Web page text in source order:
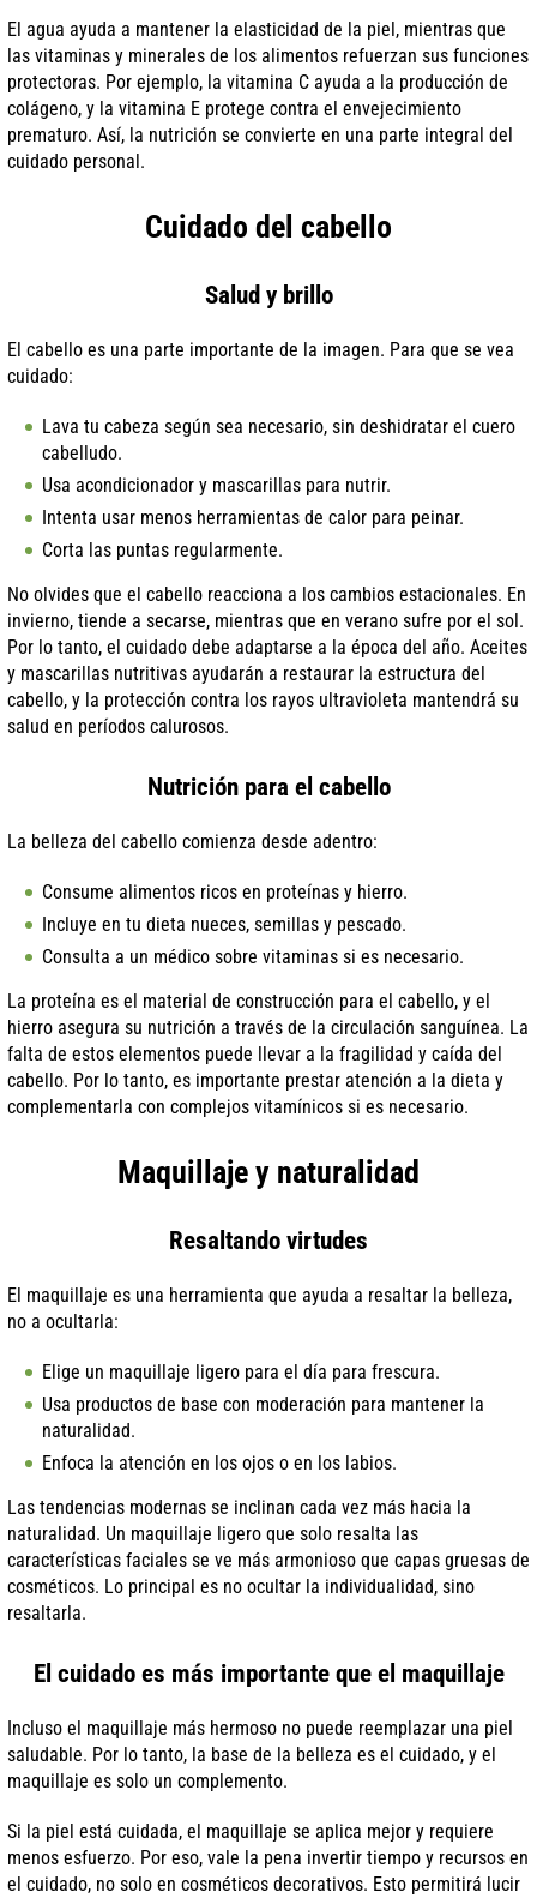
El agua ayuda a mantener la elasticidad de la piel, mientras que
las vitaminas y minerales de los alimentos refuerzan sus funciones
protectoras. Por ejemplo, la vitamina C ayuda a la producción de
colágeno, y la vitamina E protege contra el envejecimiento
prematuro. Así, la nutrición se convierte en una parte integral del
cuidado personal.
Cuidado del cabello
Salud y brillo
El cabello es una parte importante de la imagen. Para que se vea
cuidado:
Lava tu cabeza según sea necesario, sin deshidratar el cuero
cabelludo.
Usa acondicionador y mascarillas para nutrir.
Intenta usar menos herramientas de calor para peinar.
Corta las puntas regularmente.
No olvides que el cabello reacciona a los cambios estacionales. En
invierno, tiende a secarse, mientras que en verano sufre por el sol.
Por lo tanto, el cuidado debe adaptarse a la época del año. Aceites
y mascarillas nutritivas ayudarán a restaurar la estructura del
cabello, y la protección contra los rayos ultravioleta mantendrá su
salud en períodos calurosos.
Nutrición para el cabello
La belleza del cabello comienza desde adentro:
Consume alimentos ricos en proteínas y hierro.
Incluye en tu dieta nueces, semillas y pescado.
Consulta a un médico sobre vitaminas si es necesario.
La proteína es el material de construcción para el cabello, y el
hierro asegura su nutrición a través de la circulación sanguínea. La
falta de estos elementos puede llevar a la fragilidad y caída del
cabello. Por lo tanto, es importante prestar atención a la dieta y
complementarla con complejos vitamínicos si es necesario.
Maquillaje y naturalidad
Resaltando virtudes
El maquillaje es una herramienta que ayuda a resaltar la belleza,
no a ocultarla:
Elige un maquillaje ligero para el día para frescura.
Usa productos de base con moderación para mantener la
naturalidad.
Enfoca la atención en los ojos o en los labios.
Las tendencias modernas se inclinan cada vez más hacia la
naturalidad. Un maquillaje ligero que solo resalta las
características faciales se ve más armonioso que capas gruesas de
cosméticos. Lo principal es no ocultar la individualidad, sino
resaltarla.
El cuidado es más importante que el maquillaje
Incluso el maquillaje más hermoso no puede reemplazar una piel
saludable. Por lo tanto, la base de la belleza es el cuidado, y el
maquillaje es solo un complemento.
Si la piel está cuidada, el maquillaje se aplica mejor y requiere
menos esfuerzo. Por eso, vale la pena invertir tiempo y recursos en
el cuidado, no solo en cosméticos decorativos. Esto permitirá lucir